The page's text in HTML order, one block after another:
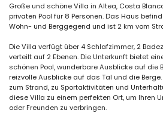
Große und schöne Villa in Altea, Costa
privaten Pool für 8 Personen. Das Haus
Wohn- und Berggegend und ist 2 km vom
Die Villa verfügt über 4 Schlafzimmer, 2
verteilt auf 2 Ebenen. Die Unterkunft bietet
schönen Pool, wunderbare Ausblicke auf die
reizvolle Ausblicke auf das Tal und die
zum Strand, zu Sportaktivitäten und
diese Villa zu einem perfekten Ort, um Ihren
oder Freunden zu verbringen.